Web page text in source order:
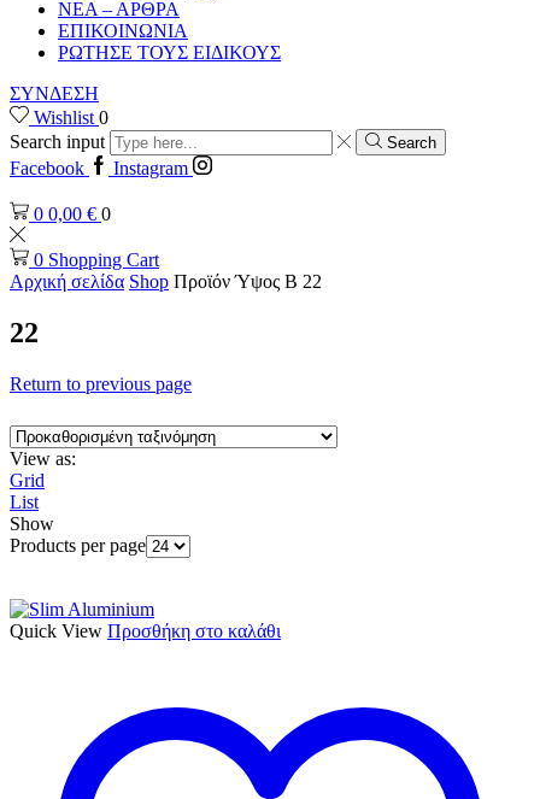
ΝΕΑ – ΑΡΘΡΑ
ΕΠΙΚΟΙΝΩΝΙΑ
ΡΩΤΗΣΕ ΤΟΥΣ ΕΙΔΙΚΟΥΣ
ΣΥΝΔΕΣΗ
Wishlist 0
Search input
Search
Facebook Instagram
0 0,00 € 0
0 Shopping Cart
Αρχική σελίδα Shop Προϊόν Ύψος B 22
22
Return to previous page
View as:
Grid
List
Show
Products per page
Quick View Προσθήκη στο καλάθι